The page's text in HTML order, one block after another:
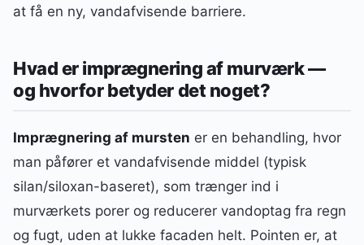
at få en ny, vandafvisende barriere.
Hvad er imprægnering af murværk —
og hvorfor betyder det noget?
Imprægnering af mursten er en behandling, hvor
man påfører et vandafvisende middel (typisk
silan/siloxan-baseret), som trænger ind i
murværkets porer og reducerer vandoptag fra regn
og fugt, uden at lukke facaden helt. Pointen er, at